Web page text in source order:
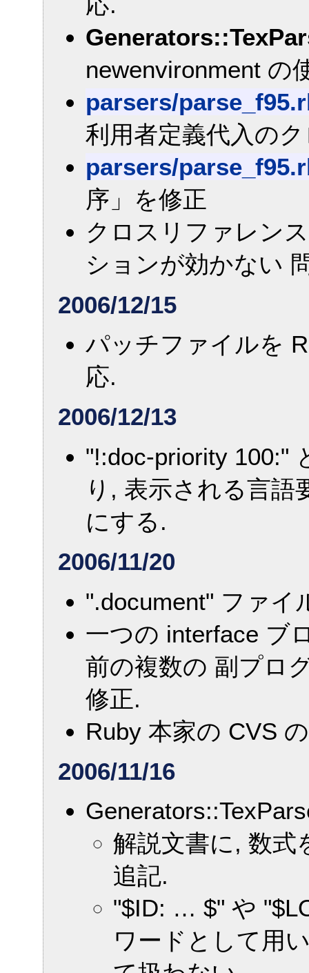
newenvironment の
parsers/
利用者定義代入の
parsers/
序」を修正
クロスリファレン
ションが効かない
2006/12/15
パッチファイルを
応.
2006/12/13
"!:doc-priority 100:"
り, 表示される言語
にする.
2006/11/20
".document" ファイ
一つの interface ブ
前の複数の 副プロ
修正.
Ruby 本家の CVS
2006/11/16
解説文書に, 数式
追記.
"$ID: … $" や
ワードとして用